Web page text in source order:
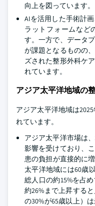
向上を図っています。
AIを活用した手術計
ラットフォームなど
す。一方で、データ
が課題となるものの
ズされた整形外科ケ
れています。
アジア太平洋地域の
アジア太平洋地域は
れています。
アジア太平洋市場は
影響を受けており、
患の負担が直接的に
太平洋地域には60歳
総人口の約15%を占
約26%まで上昇する
の30%が65歳以上）